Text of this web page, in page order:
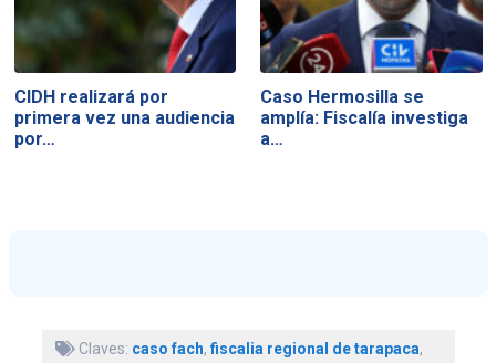
CIDH realizará por
primera vez una audiencia
por…
Caso Hermosilla se
amplía: Fiscalía investiga
a…
Claves: caso fach, fiscalia regional de tarapaca,